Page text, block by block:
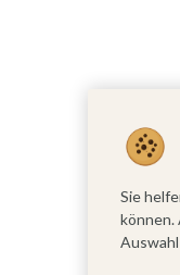
Sie
können.